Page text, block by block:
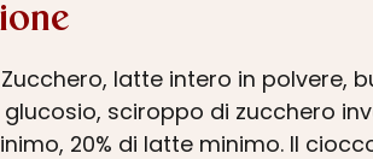
latte intero in polvere,
sciroppo di zucchero
20% di latte minimo. Il